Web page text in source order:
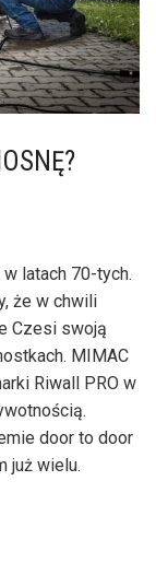
latach 70-tych.
że w chwili
Czesi swoją
MIMAC
Riwall PRO w
door to door
już wielu.